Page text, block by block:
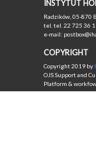
INSTYTUT
Radzików, 05-870
tel. tel. 22 725 36
e-mail:
COPYRIGHT
Copyright 2019 by
OJS Support and
Platform &